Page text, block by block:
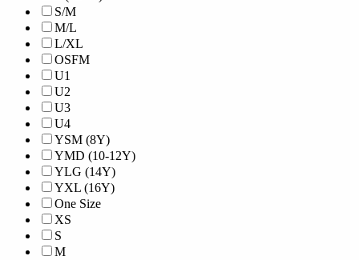
S/M
M/L
L/XL
OSFM
U1
U2
U3
U4
YSM (8Y)
YMD (10-12Y)
YLG (14Y)
YXL (16Y)
One Size
XS
S
M